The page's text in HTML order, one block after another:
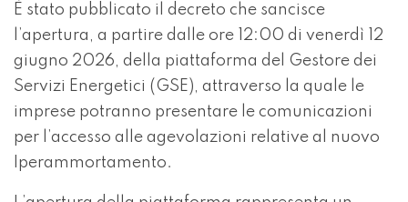
È stato pubblicato il decreto che sancisce
l’apertura, a partire dalle ore 12:00 di venerdì 12
giugno 2026, della piattaforma del Gestore dei
Servizi Energetici (GSE), attraverso la quale le
imprese potranno presentare le comunicazioni
per l’accesso alle agevolazioni relative al nuovo
Iperammortamento.